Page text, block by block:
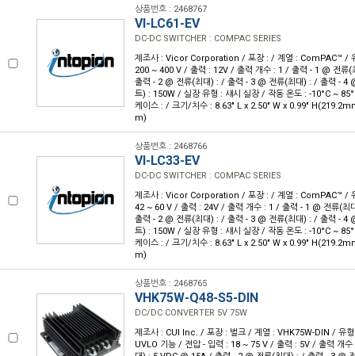
상품번호 : 2468767
VI-LC61-EV
DC-DC SWITCHER : COMPAC SERIES
제조사 : Vicor Corporation / 포장 : / 계열 : ComPAC™ /
200 ~ 400 V / 출력 : 12V / 출력 개수 : 1 / 출력 - 1 @ 전류
출력 - 2 @ 전류(최대) : / 출력 - 3 @ 전류(최대) : / 출력 - 4
트) : 150W / 실장 유형 : 섀시 실장 / 작동 온도 : -10°C ~
케이스 : / 크기/치수 : 8.63" L x 2.50" W x 0.99"
m)
상품번호 : 2468766
VI-LC33-EV
DC-DC SWITCHER : COMPAC SERIES
제조사 : Vicor Corporation / 포장 : / 계열 : ComPAC™ /
42 ~ 60 V / 출력 : 24V / 출력 개수 : 1 / 출력 - 1 @ 전류(최
출력 - 2 @ 전류(최대) : / 출력 - 3 @ 전류(최대) : / 출력 - 4
트) : 150W / 실장 유형 : 섀시 실장 / 작동 온도 : -10°C ~
케이스 : / 크기/치수 : 8.63" L x 2.50" W x 0.99"
m)
상품번호 : 2468765
VHK75W-Q48-S5-DIN
DC/DC CONVERTER 5V 75W
제조사 : CUI Inc. / 포장 : 벌크 / 계열 : VHK75W-DIN / 유
UVLO 기능 / 전압 - 입력 : 18 ~ 75 V / 출력 : 5V / 출력 개